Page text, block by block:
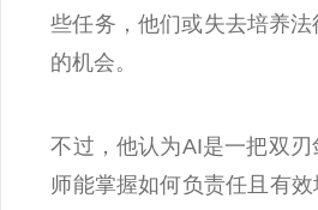
些任务，他们或失去培养
的机会。
不过，他认为AI是一把双
师能掌握如何负责任且有